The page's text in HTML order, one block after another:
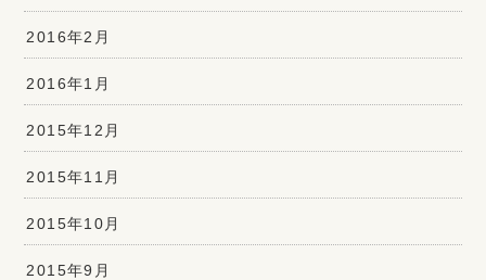
2016年2月
2016年1月
2015年12月
2015年11月
2015年10月
2015年9月